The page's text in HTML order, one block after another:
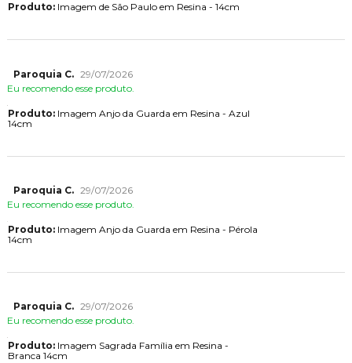
Produto:Imagem de São Paulo em Resina - 14cm
Paroquia C. 29/07/2026
Eu recomendo esse produto.
Produto:Imagem Anjo da Guarda em Resina - Azul
14cm
Paroquia C. 29/07/2026
Eu recomendo esse produto.
Produto:Imagem Anjo da Guarda em Resina - Pérola
14cm
Paroquia C. 29/07/2026
Eu recomendo esse produto.
Produto:Imagem Sagrada Família em Resina -
Branca 14cm